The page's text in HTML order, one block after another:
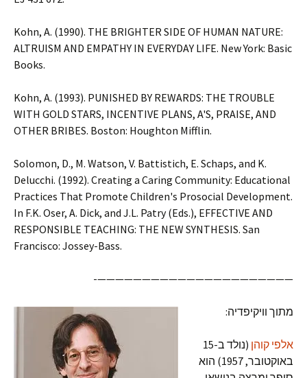
Kohn, A. (1990). THE BRIGHTER SIDE OF HUMAN NATURE:
ALTRUISM AND EMPATHY IN EVERYDAY LIFE. New York: Basic
Books.
Kohn, A. (1993). PUNISHED BY REWARDS: THE TROUBLE
WITH GOLD STARS, INCENTIVE PLANS, A'S, PRAISE, AND
OTHER BRIBES. Boston: Houghton Mifflin.
Solomon, D., M. Watson, V. Battistich, E. Schaps, and K.
Delucchi. (1992). Creating a Caring Community: Educational
Practices That Promote Children's Prosocial Development.
In F.K. Oser, A. Dick, and J.L. Patry (Eds.), EFFECTIVE AND
RESPONSIBLE TEACHING: THE NEW SYNTHESIS. San
Francisco: Jossey-Bass.
——————————————————————-
מתוך וויקיפדיה:
אלפי קוהן
(נולד ב-15
באוקטובר, 1957) הוא